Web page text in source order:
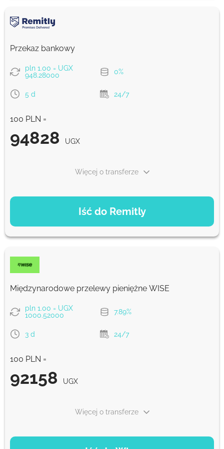
Prowizja Strumok, zawsze 0%
Przekaz bankowy
pln 1.00 = UGX
948.28000
0%
5 d 24/7
100 PLN =
94828 UGX
Iść do Remitly
Więcej o transferze
OPCJE PŁATNOŚCI
94828 UGX 5 d
94828 UGX
Prowizja Strumok, zawsze 0%
Międzynarodowe przelewy pieniężne WISE
pln 1.00 = UGX
1000.52000
7.89%
3 d 24/7
100 PLN =
92158 UGX
Więcej o transferze
OPCJE PŁATNOŚCI